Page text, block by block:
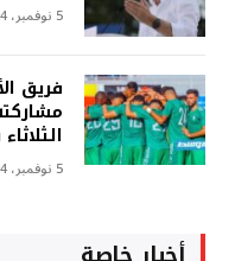
5 نوفمبر، 2024
فريق
5 نوفمبر، 2024